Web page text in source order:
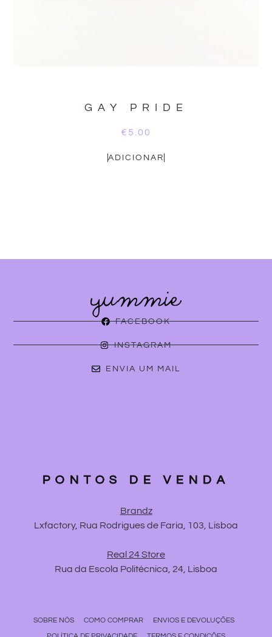
GAY PRIDE
€ 5.00
ADICIONAR
FACEBOOK
INSTAGRAM
ENVIA UM MAIL
PONTOS DE VENDA
Brandz
Lxfactory, Rua Rodrigues de Faria, 103, Lisboa
Real 24 Store
Rua da Escola Politécnica, 24, Lisboa
SOBRE NÓS COMO COMPRAR
ENVIOS E DEVOLUÇÕES